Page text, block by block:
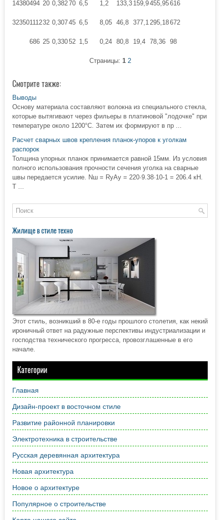
14380494 20 0,38270 6,5 1,2 133,3 159,9455,95616
32350111232 0,30745 6,5 8,05 46,8 377,1295,18672
686 25 0,33052 1,5 0,24 80,8 19,4 78,36 98
Страницы: 1 2
Смотрите также:
Выводы
Основу материала составляют волокна из специального стекла,
которые вытягивают через фильеры в платиновой "лодочке" при
температуре около 1200°С. Затем их формируют в пр ...
Расчет сварных швов крепления планок-упоров к уголкам
распорок
Толщина упорных планок принимается равной 15мм. Из условия
полного использования прочности сечения уголка на сварные
швы передается усилие. Nш = RyAy = 220·9.38·10-1 = 206.4 кН.
Т ...
Жилище в стиле техно
Этот стиль, возникший в 80-е годы прошлого столетия, как некий
ироничный ответ на радужные перспективы индустриализации и
господства технического прогресса, провозглашенные в его
начале.
Категории
Главная
Дизайн-проект в восточном стиле
Развитие районной планировки
Электротехника в строительстве
Русская деревянная архитектура
Новая архитектура
Новое о архитектуре
Популярное о строительстве